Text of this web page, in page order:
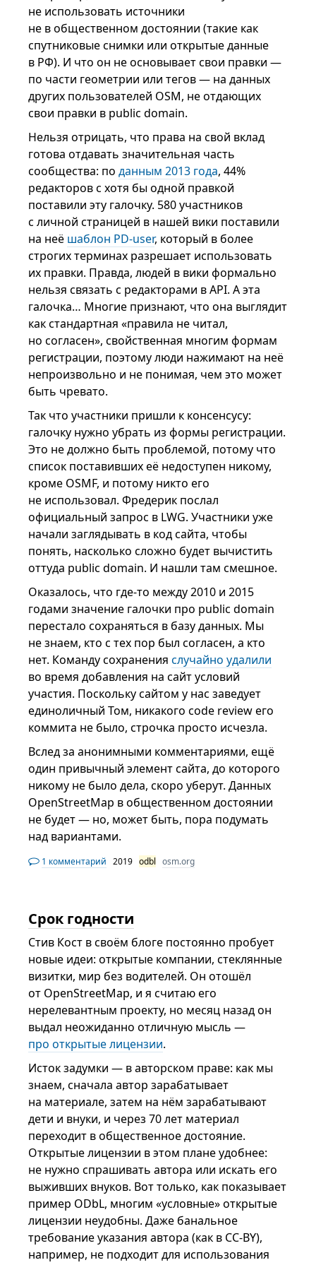
не использовать источники
не в общественном достоянии (такие как
спутниковые снимки или открытые данные
в РФ). И что он не основывает свои правки —
по части геометрии или тегов — на данных
других пользователей OSM, не отдающих
свои правки в public domain.
Нельзя отрицать, что права на свой вклад
готова отдавать значительная часть
сообщества: поданным 2013 года, 44%
редакторов с хотя бы одной правкой
поставили эту галочку. 580 участников
с личной страницей в нашей вики поставили
на неё шаблон PD-user, который в более
строгих терминах разрешает использовать
их правки. Правда, людей в вики формально
нельзя связать с редакторами в API. А эта
галочка… Многие признают, что она выглядит
как стандартная «правила не читал,
но согласен», свойственная многим формам
регистрации, поэтому люди нажимают на неё
непроизвольно и не понимая, чем это может
быть чревато.
Так что участники пришли к консенсусу:
галочку нужно убрать из формы регистрации.
Это не должно быть проблемой, потому что
список поставивших её недоступен никому,
кроме OSMF, и потому никто его
не использовал. Фредерик послал
официальный запрос в LWG. Участники уже
начали заглядывать в код сайта, чтобы
понять, насколько сложно будет вычистить
оттуда public domain. И нашли там смешное.
Оказалось, что где-то между 2010 и 2015
годами значение галочки про public domain
перестало сохраняться в базу данных. Мы
не знаем, кто с тех пор был согласен, а кто
нет. Команду сохраненияслучайно удалили
во время добавления на сайт условий
участия. Поскольку сайтом у нас заведует
единоличный Том, никакого code review его
коммита не было, строчка просто исчезла.
Вслед за анонимными комментариями, ещё
один привычный элемент сайта, до которого
никому не было дела, скоро уберут. Данных
OpenStreetMap в общественном достоянии
не будет — но, может быть, пора подумать
над вариантами.
1 комментарий 2019 odbl osm.org
Срок годности
Стив Кост в своём блоге постоянно пробует
новые идеи: открытые компании, стеклянные
визитки, мир без водителей. Он отошёл
от OpenStreetMap, и я считаю его
нерелевантным проекту, но месяц назад он
выдал неожиданно отличную мысль —
про открытые лицензии.
Исток задумки — в авторском праве: как мы
знаем, сначала автор зарабатывает
на материале, затем на нём зарабатывают
дети и внуки, и через 70 лет материал
переходит в общественное достояние.
Открытые лицензии в этом плане удобнее:
не нужно спрашивать автора или искать его
выживших внуков. Вот только, как показывает
пример ODbL, многим «условные» открытые
лицензии неудобны. Даже банальное
требование указания автора (как в CC-BY),
например, не подходит для использования